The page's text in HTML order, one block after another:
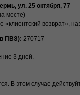
ул. 25 октября, 77
месте)
возврат»,
ПВЗ): 270717
3 дней.
В этом случае